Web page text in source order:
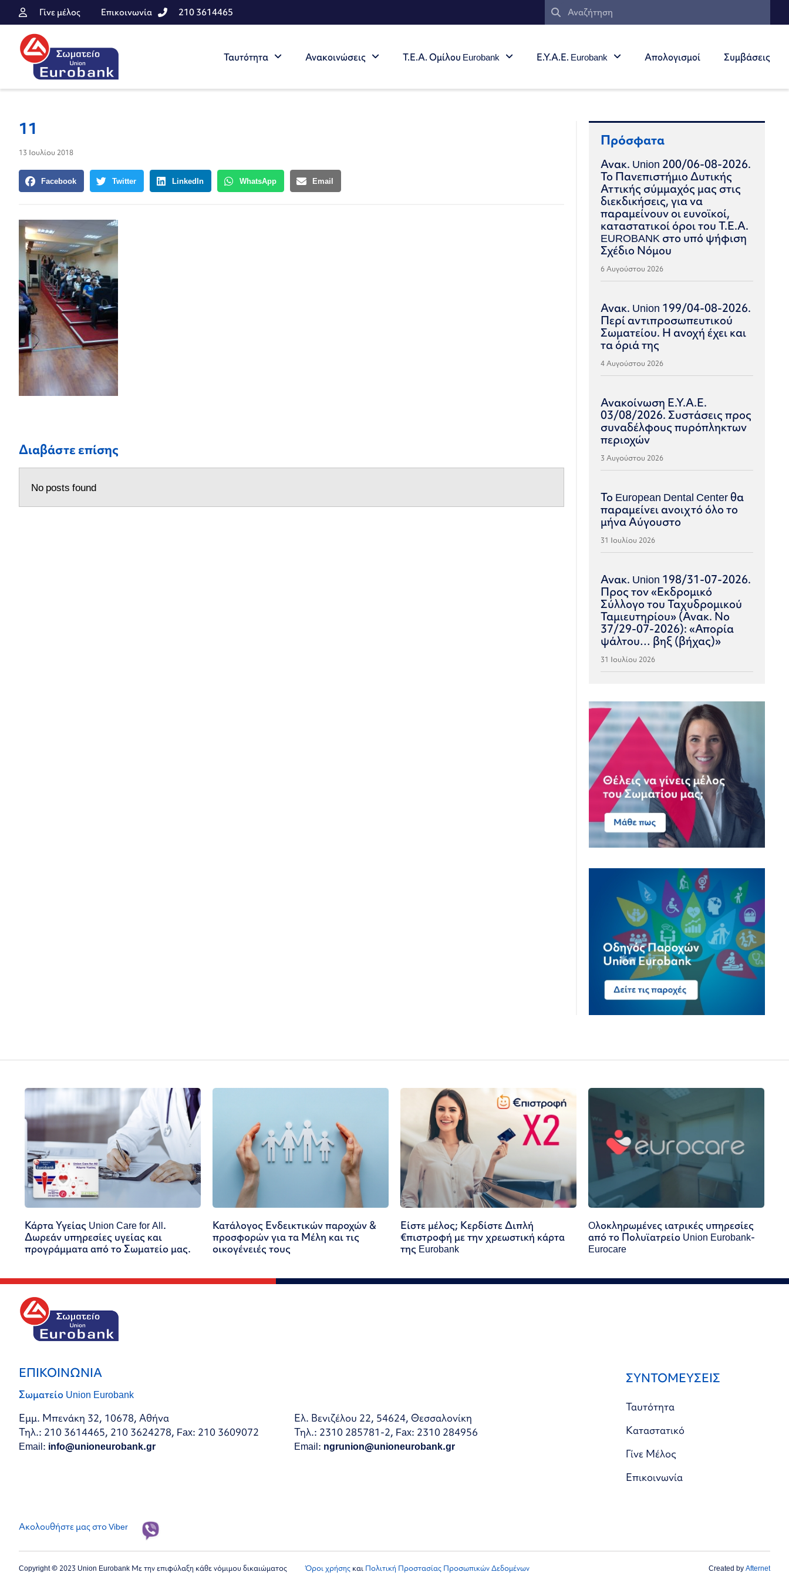
Γίνε μέλος Επικοινωνία 210 3614465
Ταυτότητα Ανακοινώσεις Τ.Ε.Α. Ομίλου Eurobank Ε.Υ.Α.Ε. Eurobank Απολογισμοί Συμβάσεις
11
13 Ιουλίου 2018
Facebook Twitter LinkedIn WhatsApp Email
Διαβάστε επίσης
No posts found
Πρόσφατα
Ανακ. Union 200/06-08-2026.
Το Πανεπιστήμιο Δυτικής
Αττικής σύμμαχός μας στις
διεκδικήσεις, για να
παραμείνουν οι ευνοϊκοί,
καταστατικοί όροι του Τ.Ε.Α.
EUROBANK στο υπό ψήφιση
Σχέδιο Νόμου
6 Αυγούστου 2026
Ανακ. Union 199/04-08-2026.
Περί αντιπροσωπευτικού
Σωματείου. Η ανοχή έχει και
τα όριά της
4 Αυγούστου 2026
Ανακοίνωση Ε.Υ.Α.Ε.
03/08/2026. Συστάσεις προς
συναδέλφους πυρόπληκτων
περιοχών
3 Αυγούστου 2026
Το European Dental Center θα
παραμείνει ανοιχτό όλο το
μήνα Αύγουστο
31 Ιουλίου 2026
Ανακ. Union 198/31-07-2026.
Προς τον «Εκδρομικό
Σύλλογο του Ταχυδρομικού
Ταμιευτηρίου» (Ανακ. Νο
37/29-07-2026): «Απορία
ψάλτου… βηξ (βήχας)»
31 Ιουλίου 2026
Κάρτα Υγείας Union Care for All.
Δωρεάν υπηρεσίες υγείας και
προγράμματα από το Σωματείο μας.
Κατάλογος Ενδεικτικών παροχών &
προσφορών για τα Μέλη και τις
οικογένειές τους
Είστε μέλος; Κερδίστε Διπλή
€πιστροφή με την χρεωστική κάρτα
της Eurobank
Oλοκληρωμένες ιατρικές υπηρεσίες
από το Πολυϊατρείο Union Eurobank-
Eurocare
ΕΠΙΚΟΙΝΩΝΙΑ
Σωματείο Union Eurobank
Εμμ. Μπενάκη 32, 10678, Αθήνα
Τηλ.: 210 3614465, 210 3624278, Fax: 210 3609072
Email: info@unioneurobank.gr
Ελ. Βενιζέλου 22, 54624, Θεσσαλονίκη
Τηλ.: 2310 285781-2, Fax: 2310 284956
Email: ngrunion@unioneurobank.gr
ΣΥΝΤΟΜΕΥΣΕΙΣ
Ταυτότητα
Καταστατικό
Γίνε Μέλος
Επικοινωνία
Ακολουθήστε μας στο Viber
Copyright © 2023 Union Eurobank Με την επιφύλαξη κάθε νόμιμου δικαιώματος Όροι χρήσης και Πολιτική Προστασίας Προσωπικών Δεδομένων Created byAfternet